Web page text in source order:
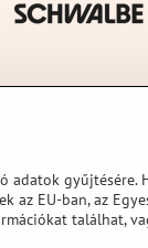
adatok gyűjtésére.
EU-ban, az
találhat,